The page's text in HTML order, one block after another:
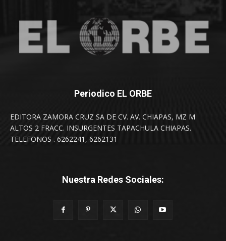
Periodico EL ORBE
EDITORA ZAMORA CRUZ SA DE CV. AV. CHIAPAS, MZ M
ALTOS 2 FRACC. INSURGENTES TAPACHULA CHIAPAS.
TELEFONOS . 6262241, 6262131
Nuestra Redes Sociales: